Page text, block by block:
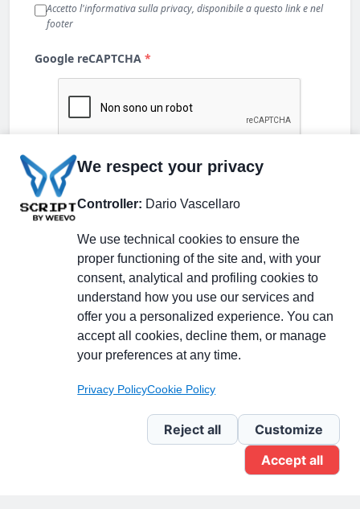
Partecipa alla discussione
Pagina Linkedin
Newsletter Linkedin
We respect your privacy
Controller: Dario Vascellaro
We use technical cookies to ensure the
proper functioning of the site and, with your
consent, analytical and profiling cookies to
understand how you use our services and
offer you a personalized experience. You can
accept all cookies, decline them, or manage
your preferences at any time.
Privacy PolicyCookie Policy
Reject all
Customize
Accept all